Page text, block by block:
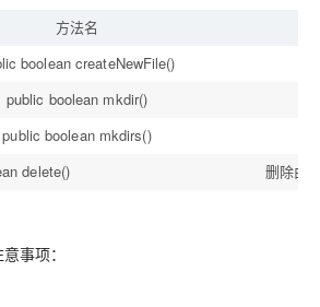
方法名
boolean createNewFile()
public boolean mkdir()
public boolean mkdirs()
delete()
删除由
事项：